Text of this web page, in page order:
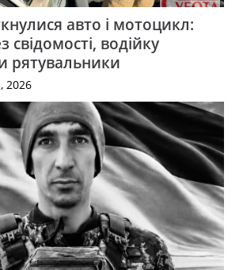
авто і мотоцикл:
свідомості, водійку
рятувальники
2026